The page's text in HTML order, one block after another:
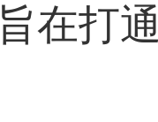
在打